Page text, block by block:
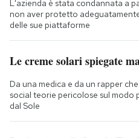
L'azienda è stata condannata a
non aver protetto
delle sue piattaforme
Le creme solari spiegate
Da una medica e da un rapper
social teorie pericolose sul
dal Sole